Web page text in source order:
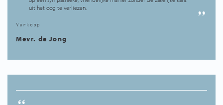
uit het oog te verliezen.
Verkoop
Mevr. de Jong